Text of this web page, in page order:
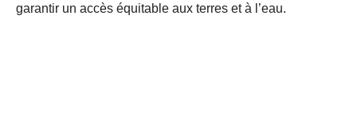
garantir un accès équitable aux terres et à l’eau.